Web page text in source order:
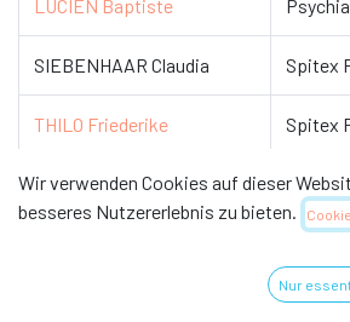
LUCIEN Baptiste
SIEBENHAAR Claudia Spitex
THILO Friederike Spitex
ZIEGLER Eva
Die Kommission etabliert und pflegt ein
Wir verwenden Cookies auf dieser
besseres Nutzererlebnis zu bieten.
Nur